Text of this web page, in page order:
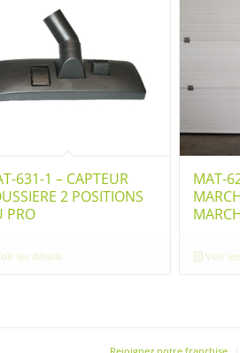
631-1 – CAPTEUR
2 POSITIONS
PRO
les détails
MAT-
Voir